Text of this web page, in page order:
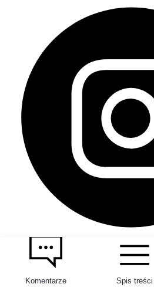
Komentarze Spis treści